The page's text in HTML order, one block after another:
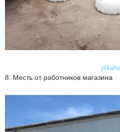
pikabu
8. Месть от работников магазина